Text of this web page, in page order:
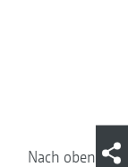
Nach oben